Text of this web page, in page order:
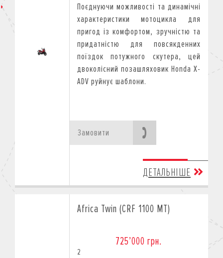
Поєднуючи можливості тa динамічні
характеристики мотоцикла для
пригод із комфортом, зручністю тa
придатністю для повсякденних
поїздок потужного скутера, цей
двоколісний позашляховик Honda X-
ADV руйнує шаблони.
Замовити
ДЕТАЛЬНІШЕ
Africa Twin (CRF 1100 MT)
725’000 грн.
2